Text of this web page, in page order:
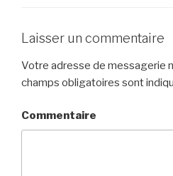
Laisser un commentaire
Votre adresse de messagerie
champs obligatoires sont
Commentaire